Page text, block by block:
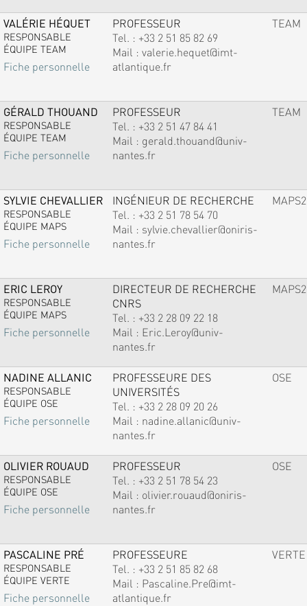
VALÉRIE HÉQUET
RESPONSABLE
ÉQUIPE TEAM
Fiche personnelle
PROFESSEUR
Tel. : +33 2 51 85 82 69
Mail : valerie.hequet@imt-
atlantique.fr
TEAM
GÉRALD THOUAND
RESPONSABLE
ÉQUIPE TEAM
Fiche personnelle
PROFESSEUR
Tel. : +33 2 51 47 84 41
Mail : gerald.thouand@univ-
nantes.fr
TEAM
SYLVIE CHEVALLIER
RESPONSABLE
ÉQUIPE MAPS
Fiche personnelle
INGÉNIEUR DE RECHERCHE
Tel. : +33 2 51 78 54 70
Mail : sylvie.chevallier@oniris-
nantes.fr
MAPS2
ERIC LEROY
RESPONSABLE
ÉQUIPE MAPS
Fiche personnelle
DIRECTEUR DE RECHERCHE
CNRS
Tel. : +33 2 28 09 22 18
Mail : Eric.Leroy@univ-
nantes.fr
MAPS2
NADINE ALLANIC
RESPONSABLE
ÉQUIPE OSE
Fiche personnelle
PROFESSEURE DES
UNIVERSITÉS
Tel. : +33 2 28 09 20 26
Mail : nadine.allanic@univ-
nantes.fr
OSE
OLIVIER ROUAUD
RESPONSABLE
ÉQUIPE OSE
Fiche personnelle
PROFESSEUR
Tel. : +33 2 51 78 54 23
Mail : olivier.rouaud@oniris-
nantes.fr
OSE
PASCALINE PRÉ
RESPONSABLE
ÉQUIPE VERTE
Fiche personnelle
PROFESSEURE
Tel. : +33 2 51 85 82 68
Mail : Pascaline.Pre@imt-
atlantique.fr
VERTE